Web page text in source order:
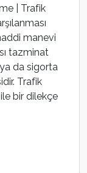
| Trafik
manevi
tazminat
da sigorta
Trafik
bir dilekçe